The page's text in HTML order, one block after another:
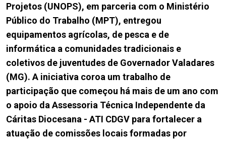
Projetos (UNOPS), em parceria com o Ministério
Público do Trabalho (MPT), entregou
equipamentos agrícolas, de pesca e de
informática a comunidades tradicionais e
coletivos de juventudes de Governador Valadares
(MG). A iniciativa coroa um trabalho de
participação que começou há mais de um ano com
o apoio da Assessoria Técnica Independente da
Cáritas Diocesana - ATI CDGV para fortalecer a
atuação de comissões locais formadas por